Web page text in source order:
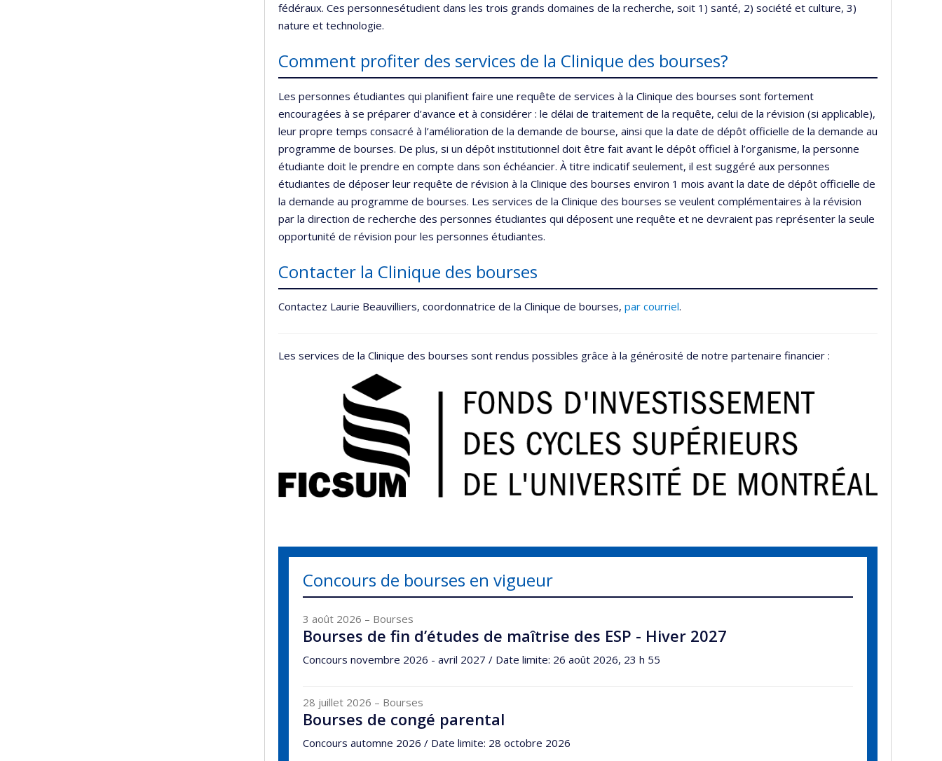
fédéraux. Ces personnesétudient dans les trois grands domaines de la recherche, soit 1) santé, 2) société et culture, 3)
nature et technologie.
Comment profiter des services de la Clinique des bourses?
Les personnes étudiantes qui planifient faire une requête de services à la Clinique des bourses sont fortement
encouragées à se préparer d’avance et à considérer : le délai de traitement de la requête, celui de la révision (si applicable),
leur propre temps consacré à l’amélioration de la demande de bourse, ainsi que la date de dépôt officielle de la demande au
programme de bourses. De plus, si un dépôt institutionnel doit être fait avant le dépôt officiel à l’organisme, la personne
étudiante doit le prendre en compte dans son échéancier. À titre indicatif seulement, il est suggéré aux personnes
étudiantes de déposer leur requête de révision à la Clinique des bourses environ 1 mois avant la date de dépôt officielle de
la demande au programme de bourses. Les services de la Clinique des bourses se veulent complémentaires à la révision
par la direction de recherche des personnes étudiantes qui déposent une requête et ne devraient pas représenter la seule
opportunité de révision pour les personnes étudiantes.
Contacter la Clinique des bourses
Contactez Laurie Beauvilliers, coordonnatrice de la Clinique de bourses, par courriel.
Les services de la Clinique des bourses sont rendus possibles grâce à la générosité de notre partenaire financier :
Concours de bourses en vigueur
3 août 2026 – Bourses
Bourses de fin d’études de maîtrise des ESP - Hiver 2027
Concours novembre 2026 - avril 2027 / Date limite: 26 août 2026, 23 h 55
28 juillet 2026 – Bourses
Bourses de congé parental
Concours automne 2026 / Date limite: 28 octobre 2026